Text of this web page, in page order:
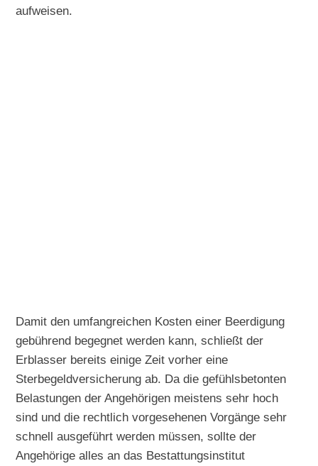
aufweisen.
Damit den umfangreichen Kosten einer Beerdigung
gebührend begegnet werden kann, schließt der
Erblasser bereits einige Zeit vorher eine
Sterbegeldversicherung ab. Da die gefühlsbetonten
Belastungen der Angehörigen meistens sehr hoch
sind und die rechtlich vorgesehenen Vorgänge sehr
schnell ausgeführt werden müssen, sollte der
Angehörige alles an das Bestattungsinstitut